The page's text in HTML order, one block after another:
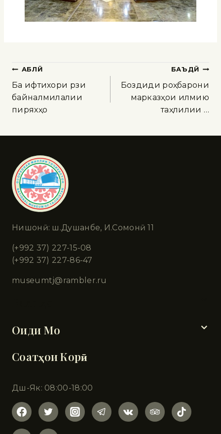
ҚАБЛӢ
Ба ифтихори рӯзи
байналмилалии
пиряхҳо
БАЪДӢ
Боздиди роҳбарони
марказҳои илмию
таҳлилии …
Нишонӣ: ш.Душанбе, И.Сомонӣ 11
(+992 37) 227-15-08
(+992 37) 227-86-47
museumtj@rambler.ru
Оиди Мо
Соатҳои Корӣ
Дш-Як: 08:00-18:00